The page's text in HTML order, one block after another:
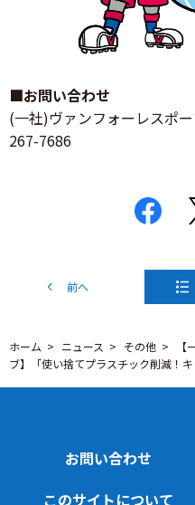
■お問い合わせ
(一社)ヴァンフォーレス
267-7686
前へ
ホーム ニュース その他
ブ】「使い捨てプラスチック削減！
お問い合わせ
このサイトについて